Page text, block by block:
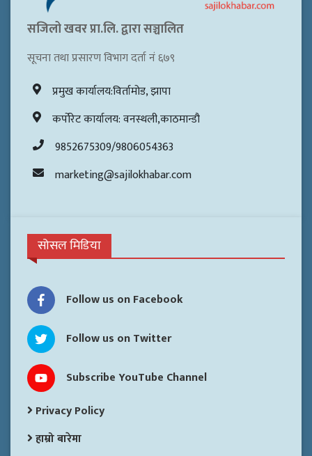
सजिलो खवर प्रा.लि. द्वारा सञ्चालित
सूचना तथा प्रसारण विभाग दर्ता नं ६७९
प्रमुख कार्यालय:विर्तामोड, झापा
कर्पोरेट कार्यालय: वनस्थली,काठमान्डौ
9852675309/9806054363
marketing@sajilokhabar.com
सोसल मिडिया
Follow us on Facebook
Follow us on Twitter
Subscribe YouTube Channel
Privacy Policy
हाम्रो बारेमा